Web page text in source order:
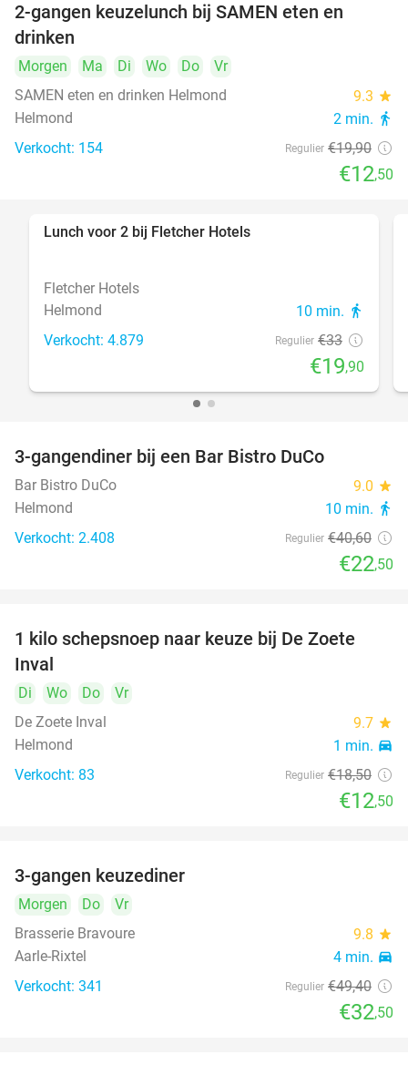
2-gangen keuzelunch bij SAMEN eten en
drinken
Morgen Ma Di Wo Do
Vr
SAMEN eten en drinken Helmond
9.3 star
Helmond 2 min. directions_walk
Verkocht: 154 Regulier €19,90
€12,50
Lunch voor 2 bij Fletcher Hotels
Fletcher Hotels
Helmond
10 min. directions_walk
Verkocht: 4.879 Regulier €33
€19,90
3-gangendiner bij een Bar Bistro DuCo
Bar Bistro DuCo 9.0 star
Helmond 10 min. directions_walk
Verkocht: 2.408 Regulier €40,60
€22,50
32%
1 kilo schepsnoep naar keuze bij De Zoete
Inval
Di Wo Do
Vr
De Zoete Inval
9.7 star
Helmond 1 min. directions_car
Verkocht: 83 Regulier €18,50
€12,50
3-gangen keuzediner
Morgen Do
Vr
Brasserie Bravoure
9.8 star
Aarle-Rixtel 4 min. directions_car
Verkocht: 341 Regulier €49,40
€32,50